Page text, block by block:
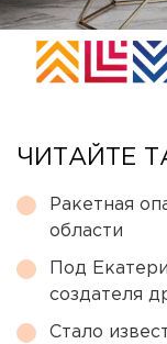
ЧИТАЙТЕ
Ракетная
области
Под
создателя
Стало